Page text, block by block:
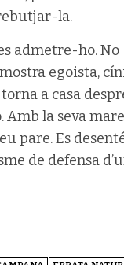
la.
admetre-ho. No
egoista,
a casa
Amb la seva mare
pare. Es
de defensa